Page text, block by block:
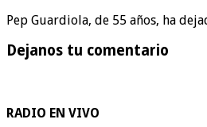
Pep Guardiola, de 55 años, ha
Dejanos tu comentario
RADIO EN VIVO